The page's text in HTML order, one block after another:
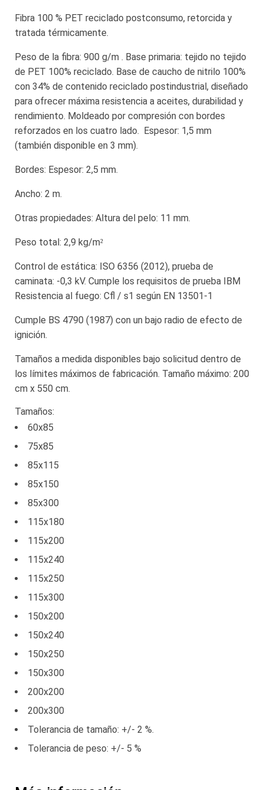
Fibra 100 % PET reciclado postconsumo, retorcida y
tratada térmicamente.
Peso de la fibra: 900 g/m . Base primaria: tejido no tejido
de PET 100% reciclado. Base de caucho de nitrilo 100%
con 34% de contenido reciclado postindustrial, diseñado
para ofrecer máxima resistencia a aceites, durabilidad y
rendimiento. Moldeado por compresión con bordes
reforzados en los cuatro lado. Espesor: 1,5 mm
(también disponible en 3 mm).
Bordes: Espesor: 2,5 mm.
Ancho: 2 m.
Otras propiedades: Altura del pelo: 11 mm.
Peso total: 2,9 kg/m²
Control de estática: ISO 6356 (2012), prueba de
caminata: -0,3 kV. Cumple los requisitos de prueba IBM
Resistencia al fuego: Cfl / s1 según EN 13501-1
Cumple BS 4790 (1987) con un bajo radio de efecto de
ignición.
Tamaños a medida disponibles bajo solicitud dentro de
los límites máximos de fabricación. Tamaño máximo: 200
cm x 550 cm.
Tamaños:
60x85
75x85
85x115
85x150
85x300
115x180
115x200
115x240
115x250
115x300
150x200
150x240
150x250
150x300
200x200
200x300
Tolerancia de tamaño: +/- 2 %.
Tolerancia de peso: +/- 5 %